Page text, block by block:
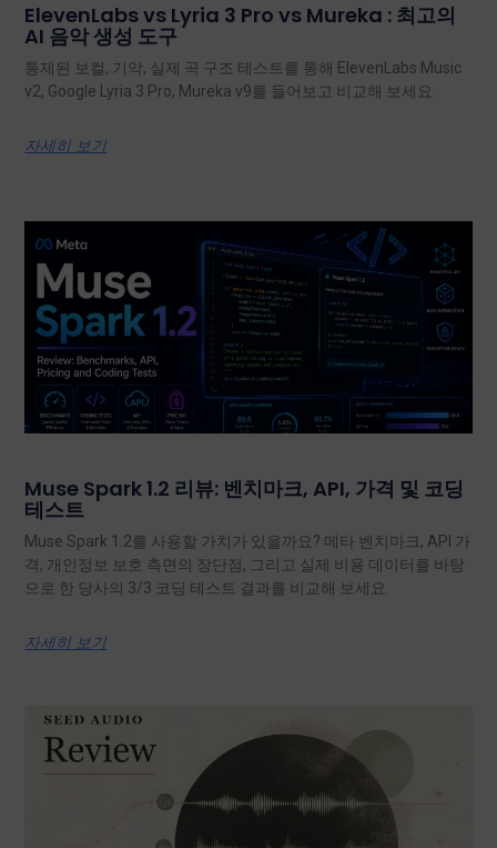
ElevenLabs vs Lyria 3 Pro vs Mureka : 최고의
AI 음악 생성 도구
통제된 보컬, 기악, 실제 곡 구조 테스트를 통해 ElevenLabs Music
v2, Google Lyria 3 Pro, Mureka v9를 들어보고 비교해 보세요.
자세히 보기
Muse Spark 1.2 리뷰: 벤치마크, API, 가격 및 코딩
테스트
Muse Spark 1.2를 사용할 가치가 있을까요? 메타 벤치마크, API 가
격, 개인정보 보호 측면의 장단점, 그리고 실제 비용 데이터를 바탕
으로 한 당사의 3/3 코딩 테스트 결과를 비교해 보세요.
자세히 보기